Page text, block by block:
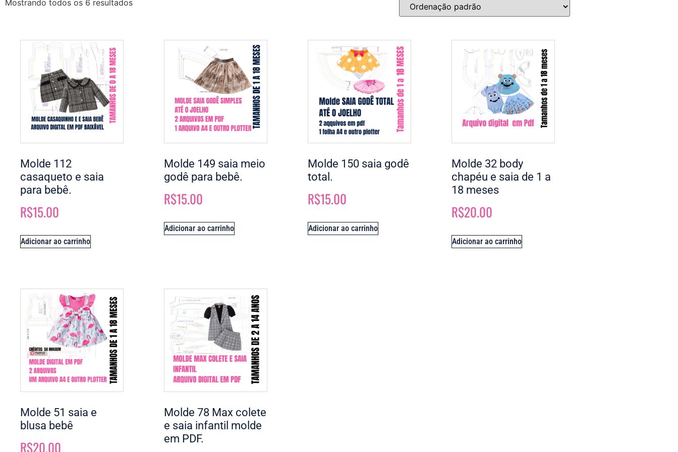
Mostrando todos os 6 resultados
Molde 112
casaqueto e saia
para bebê.
R$15.00
Adicionar ao carrinho
Molde 149 saia meio
godê para bebê.
R$15.00
Adicionar ao carrinho
Molde 150 saia godê
total.
R$15.00
Adicionar ao carrinho
Molde 32 body
chapéu e saia de 1 a
18 meses
R$20.00
Adicionar ao carrinho
Molde 51 saia e
blusa bebê
R$20.00
Molde 78 Max colete
e saia infantil molde
em PDF.